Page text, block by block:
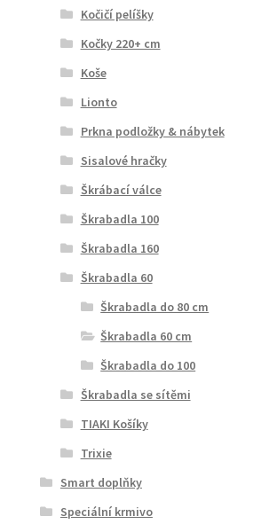
Kočičí pelíšky
Kočky 220+ cm
Koše
Lionto
Prkna podložky & nábytek
Sisalové hračky
Škrábací válce
Škrabadla 100
Škrabadla 160
Škrabadla 60
Škrabadla do 80 cm
Škrabadla 60 cm
Škrabadla do 100
Škrabadla se sítěmi
TIAKI Košíky
Trixie
Smart doplňky
Speciální krmivo